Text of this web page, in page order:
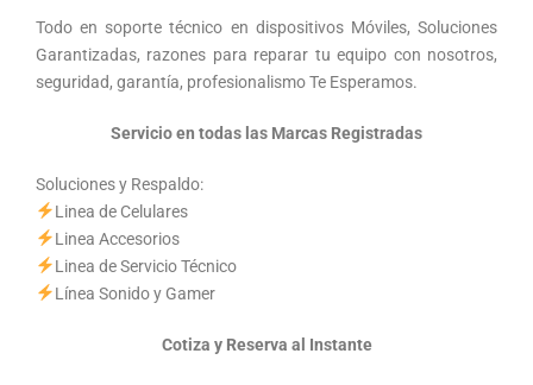
Todo en soporte técnico en dispositivos Móviles, Soluciones
Garantizadas, razones para reparar tu equipo con nosotros,
seguridad, garantía, profesionalismo Te Esperamos.
Servicio en todas las Marcas Registradas
Soluciones y Respaldo:
Linea de Celulares
Linea Accesorios
Linea de Servicio Técnico
Línea Sonido y Gamer
Cotiza y Reserva al Instante